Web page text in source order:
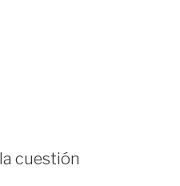
cuestión